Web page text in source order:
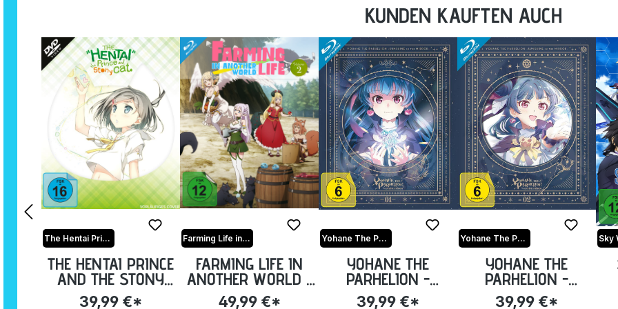
KUNDEN KAUFTEN AUCH
The Hentai Prince and the Stony Cat
THE HENTAI PRINCE
AND THE STONY
CAT - VOLUME 1:
39,99 €*
Farming Life in another World
FARMING LIFE IN
ANOTHER WORLD -
LIMITED HERO
49,99 €*
Yohane The Parhelion - Sunshine in the Mirror
YOHANE THE
PARHELION -
SUNSHINE IN THE
39,99 €*
Yohane The Parhelion - Sunshine in the Mirror
YOHANE THE
PARHELION -
SUNSHINE IN THE
39,99 €*